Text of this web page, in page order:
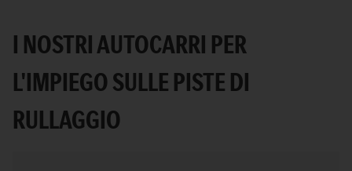
I NOSTRI AUTOCARRI PER
L'IMPIEGO SULLE PISTE DI
RULLAGGIO